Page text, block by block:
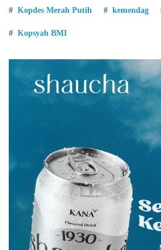
Kopdes Merah Putih kemendag
Kopsyah BMI